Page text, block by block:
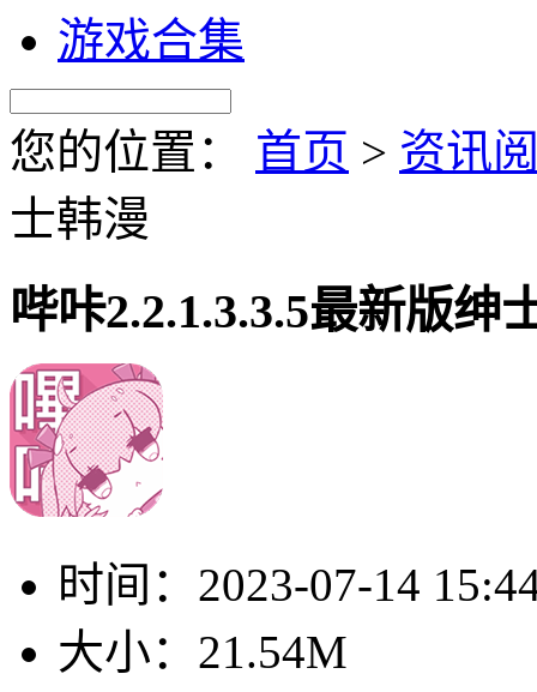
游戏合集
您的位置： 首页 > 资讯
士韩漫
哔咔2.2.1.3.3.5最新版绅
时间： 2023-07-14
大小： 21.54M